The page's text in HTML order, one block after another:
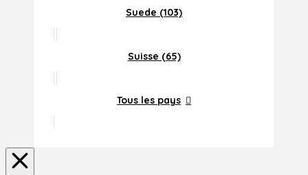
Suede (103)
Suisse (65)
Tous les pays